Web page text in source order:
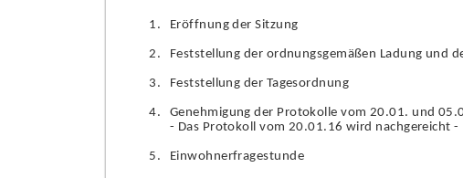
Eröffnung der Sitzung
Feststellung der ordnungsgemäßen Ladung und
Feststellung der Tagesordnung
Genehmigung der Protokolle vom 20.01. und
- Das Protokoll vom 20.01.16 wird nachgereicht -
Einwohnerfragestunde